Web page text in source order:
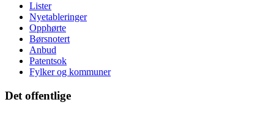
Lister
Nyetableringer
Opphørte
Børsnotert
Anbud
Patentsok
Fylker og kommuner
Det offentlige